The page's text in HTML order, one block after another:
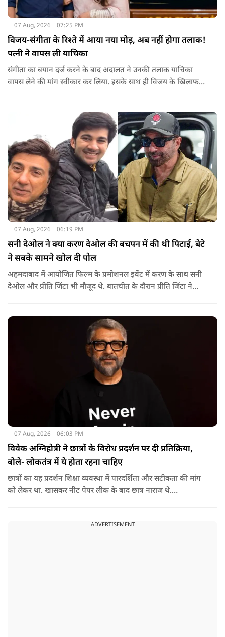
07 Aug, 2026 07:25 PM
विजय-संगीता के रिश्ते में आया नया मोड़, अब नहीं होगा तलाक!
पत्नी ने वापस ली याचिका
संगीता का बयान दर्ज करने के बाद अदालत ने उनकी तलाक याचिका
वापस लेने की मांग स्वीकार कर लिया. इसके साथ ही विजय के खिलाफ
07 Aug, 2026 06:19 PM
सनी देओल ने क्या करण देओल की बचपन में की थी पिटाई, बेटे
ने सबके सामने खोल दी पोल
अहमदाबाद में आयोजित फिल्म के प्रमोशनल इवेंट में करण के साथ सनी
देओल और प्रीति जिंटा भी मौजूद थे. बातचीत के दौरान प्रीति जिंटा ने
जवाब दिया.
07 Aug, 2026 06:03 PM
विवेक अग्निहोत्री ने छात्रों के विरोध प्रदर्शन पर दी प्रतिक्रिया,
बोले- लोकतंत्र में ये होता रहना चाहिए
छात्रों का यह प्रदर्शन शिक्षा व्यवस्था में पारदर्शिता और सटीकता की मांग
को लेकर था. खासकर नीट पेपर लीक के बाद छात्र नाराज थे.
ADVERTISEMENT